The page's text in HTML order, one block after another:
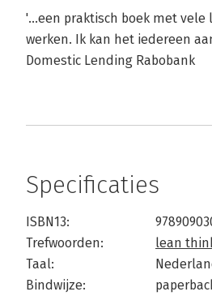
'...een praktisch boek met
werken. Ik kan het iedereen
Domestic Lending Rabobank
Specificaties
ISBN13:
Trefwoorden:
lean
Taal:
Bindwijze: